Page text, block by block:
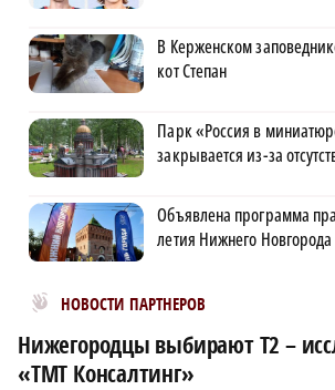
В Керженском
кот Степан
Парк «Россия в
закрывается из-за
Объявлена программа
летия Нижнего Новгорода
НОВОСТИ ПАРТНЕРОВ
Новости МирТесен
Нижегородцы выбирают Т2 –
«ТМТ Консалтинг»